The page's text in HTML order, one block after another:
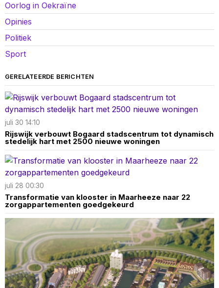
Oorlog in Oekraïne
Opinies
Politiek
Sport
GERELATEERDE BERICHTEN
juli 30 14:10
Rijswijk verbouwt Bogaard stadscentrum tot dynamisch
stedelijk hart met 2500 nieuwe woningen
juli 28 00:30
Transformatie van klooster in Maarheeze naar 22
zorgappartementen goedgekeurd